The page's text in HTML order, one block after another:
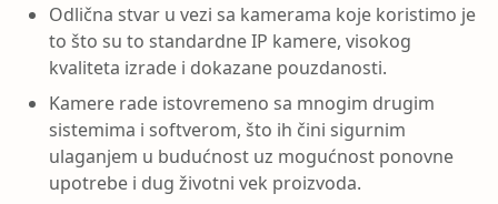
Odlična stvar u vezi sa kamerama koje koristimo je
to što su to standardne IP kamere, visokog
kvaliteta izrade i dokazane pouzdanosti.
Kamere rade istovremeno sa mnogim drugim
sistemima i softverom, što ih čini sigurnim
ulaganjem u budućnost uz mogućnost ponovne
upotrebe i dug životni vek proizvoda.